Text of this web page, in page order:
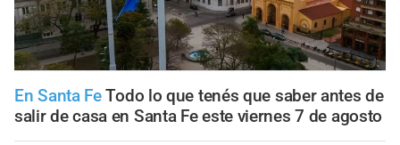
En Santa FeTodo lo que tenés que saber antes de
salir de casa en Santa Fe este viernes 7 de agosto